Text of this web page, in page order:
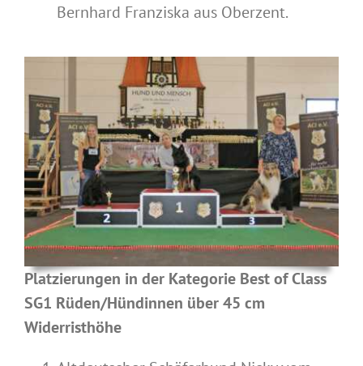
Bernhard Franziska aus Oberzent.
Platzierungen in der Kategorie Best of Class
SG1 Rüden/Hündinnen über 45 cm
Widerristhöhe